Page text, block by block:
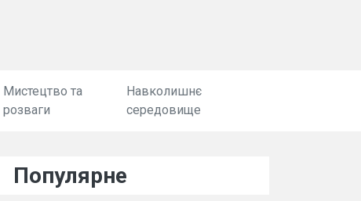
Мистецтво та
розваги
Навколишнє
середовище
Популярне